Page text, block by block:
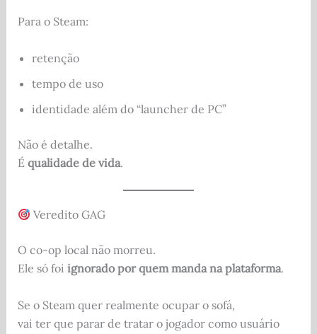
Para o Steam:
retenção
tempo de uso
identidade além do “launcher de PC”
Não é detalhe.
É qualidade de vida.
Veredito GAG
O co-op local não morreu.
Ele só foi ignorado por quem manda na plataforma.
Se o Steam quer realmente ocupar o sofá,
vai ter que parar de tratar o jogador como usuário